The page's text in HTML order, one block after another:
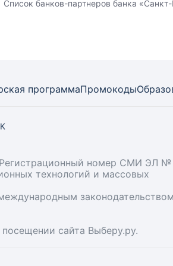
Список банков-партнеров банка
программаПромокоды
Регистрационный номер СМИ ЭЛ №
технологий и массовых
законодательством
сайта Выберу.ру.